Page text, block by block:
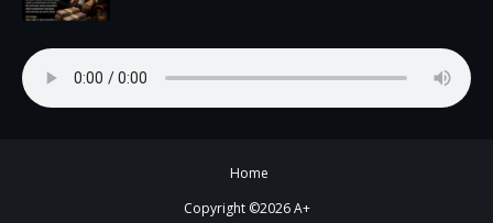
Home
Copyright ©2026A+